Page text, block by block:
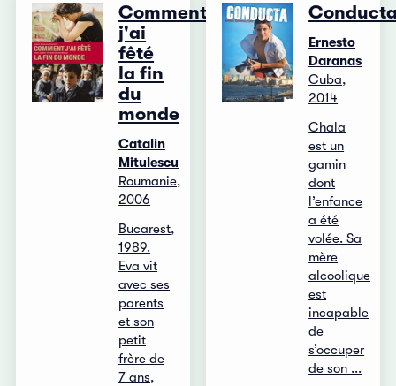
Comment
j'ai
fêté
la fin
du
monde
Catalin
Mitulescu
Roumanie,
2006
Bucarest,
1989.
Eva vit
avec ses
parents
et son
petit
frère de
7 ans,
Ernesto
Daranas
Cuba,
2014
Chala
est un
gamin
dont
l’enfance
a été
volée. Sa
mère
alcoolique
est
incapable
de
s’occuper
de son ...